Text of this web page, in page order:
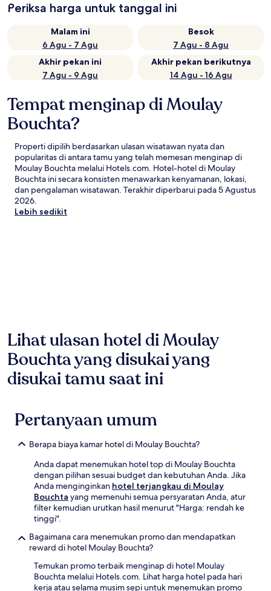
Periksa harga untuk tanggal ini
Malam ini
6 Agu - 7 Agu
Besok
7 Agu - 8 Agu
Akhir pekan ini
7 Agu - 9 Agu
Akhir pekan berikutnya
14 Agu - 16 Agu
Tempat menginap di Moulay
Bouchta?
Properti dipilih berdasarkan ulasan wisatawan nyata dan
popularitas di antara tamu yang telah memesan menginap di
Moulay Bouchta melalui Hotels.com. Hotel-hotel di Moulay
Bouchta ini secara konsisten menawarkan kenyamanan, lokasi,
dan pengalaman wisatawan. Terakhir diperbarui pada5 Agustus
2026.
Lebih sedikit
Lihat ulasan hotel di Moulay
Bouchta yang disukai yang
disukai tamu saat ini
Pertanyaan umum
Berapa biaya kamar hotel di Moulay Bouchta?
Anda dapat menemukan hotel top di Moulay Bouchta
dengan pilihan sesuai budget dan kebutuhan Anda. Jika
Anda menginginkan hotel terjangkau di Moulay
Bouchta yang memenuhi semua persyaratan Anda, atur
filter kemudian urutkan hasil menurut "Harga: rendah ke
tinggi".
Bagaimana cara menemukan promo dan mendapatkan
reward di hotel Moulay Bouchta?
Temukan promo terbaik menginap di hotel Moulay
Bouchta melalui Hotels.com. Lihat harga hotel pada hari
kerja atau selama musim sepi untuk menemukan promo